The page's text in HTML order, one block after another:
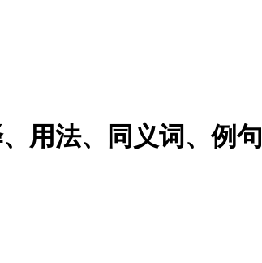
用法、同义词、例句